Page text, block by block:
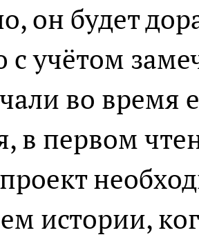
он будет
с учётом
во время
в первом
истории,